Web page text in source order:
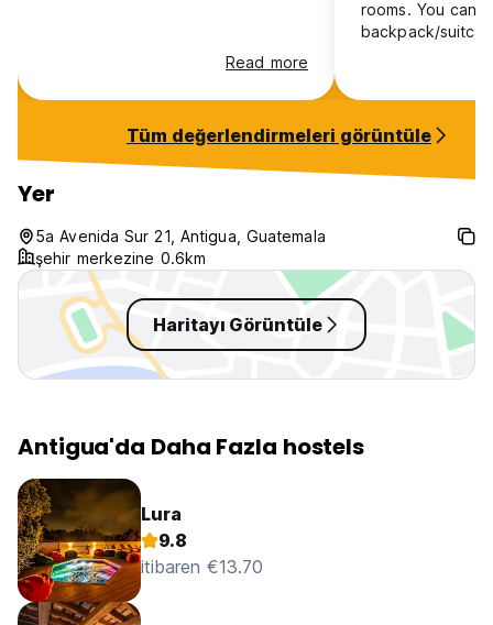
Read more
rooms. You can
backpack/
most of the
shower.
Tüm değerlendirmeleri görüntüle
Yer
5a Avenida Sur 21, Antigua, Guatemala
şehir merkezine 0.6km
Haritayı Görüntüle
Antigua'da Daha Fazla hostels
Lura
9.8
itibaren €13.70